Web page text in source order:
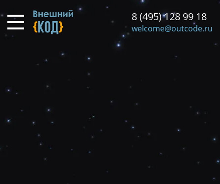
к
основному
содержанию
8 (495) 128 99 18
welcome@outcode.ru